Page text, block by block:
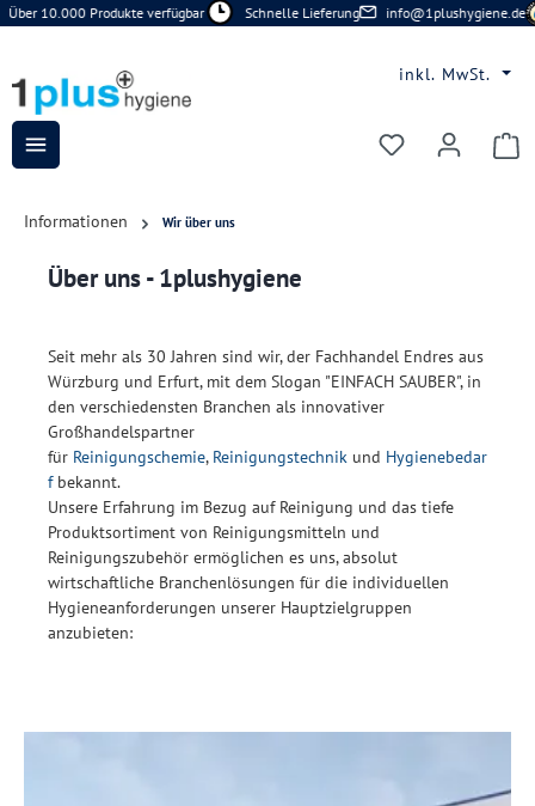
Zum Hauptinhalt springen
Über 10.000 Produkte verfügbar Schnelle Lieferung info@1plushygiene.de
inkl. MwSt.
Du hast 0
Informationen Wir über uns
Über uns - 1plushygiene
Seit mehr als 30 Jahren sind wir, der Fachhandel Endres aus
Würzburg und Erfurt, mit dem Slogan "EINFACH SAUBER", in
den verschiedensten Branchen als innovativer
Großhandelspartner
für Reinigungschemie, Reinigungstechnik und Hygienebedar
fbekannt.
Unsere Erfahrung im Bezug auf Reinigung und das tiefe
Produktsortiment von Reinigungsmitteln und
Reinigungszubehör ermöglichen es uns, absolut
wirtschaftliche Branchenlösungen für die individuellen
Hygieneanforderungen unserer Hauptzielgruppen
anzubieten: